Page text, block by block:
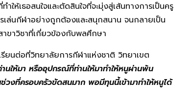
ห้เธอสนใจและตัดสินใจที่จะมุ่งสู่เส้นทางการเป็นครู
เล่นกีฬาอย่างถูกต้องและสนุกสนาน จนกลายเป็น
าขาวิชาที่เกี่ยวข้องกับพลศึกษา
รียนต่อที่วิทยาลัยการกีฬาแห่งชาติ วิทยาเขต
ให้มา หรืออุปกรณ์ที่ท่านให้มาทำให้หนูผ่านพ้น
งที่ครอบครัวขัดสนมาก พอมีทุนนี้เข้ามาทำให้หนูได้